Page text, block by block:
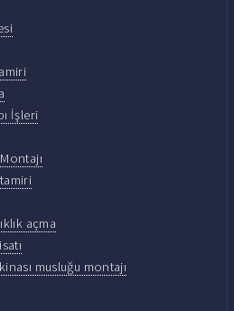
İşleri
açma
musluğu montajı